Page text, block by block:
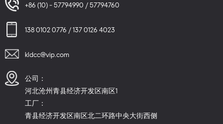
+86 (10) - 57794990 / 57794760
138 0102 0776 / 137 0126 4023
kldcc@vip.com
公司：
河北沧州青县经济开发区南区1
工厂：
青县经济开发区南区北二环路中央大街西侧